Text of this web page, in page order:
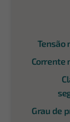
Tensão
Corrente
Grau de